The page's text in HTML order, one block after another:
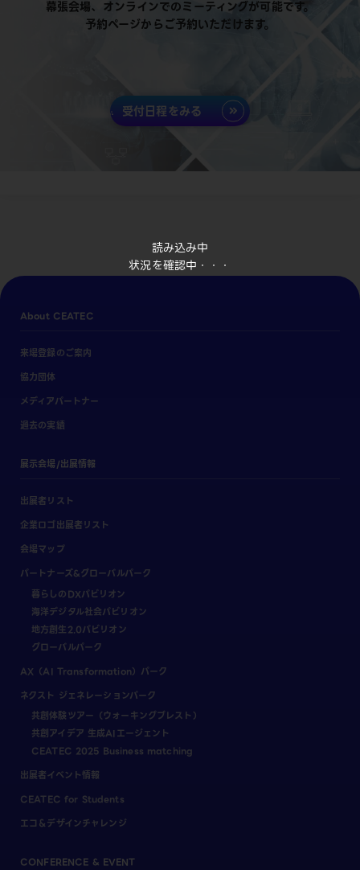
読み込み中
状況を確認中・・・
幕張会場、オンラインでのミーティングが可能です。
予約ページからご予約いただけます。
受付日程をみる
About CEATEC
来場登録のご案内
協力団体
メディアパートナー
過去の実績
展示会場/出展情報
出展者リスト
企業ロゴ出展者リスト
会場マップ
パートナーズ&グローバルパーク
暮らしのDXパビリオン
海洋デジタル社会パビリオン
地方創生2.0パビリオン
グローバルパーク
AX（AI Transformation）パーク
ネクスト ジェネレーションパーク
共創体験ツアー（ウォーキングブレスト）
共創アイデア 生成AIエージェント
CEATEC 2025 Business matching
出展者イベント情報
CEATEC for Students
エコ＆デザインチャレンジ
CONFERENCE & EVENT